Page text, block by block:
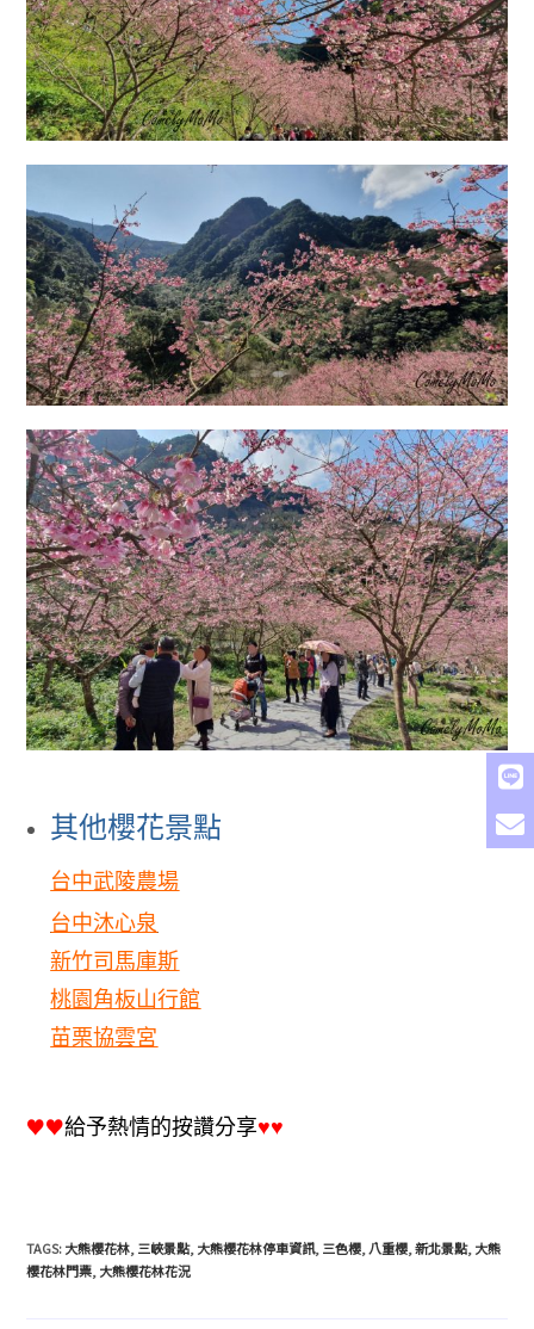
其他櫻花景點
台中武陵農場
台中沐心泉
新竹司馬庫斯
桃園角板山行館
苗栗協雲宮
♥♥給予熱情的按讚分享♥♥
TAGS:大熊櫻花林,三峽景點,大熊櫻花林停車資訊,三色櫻,八重櫻,新北景點,大熊
櫻花林門票,大熊櫻花林花況